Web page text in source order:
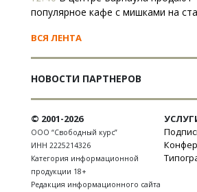
популярное кафе с мишками на
ВСЯ ЛЕНТА
НОВОСТИ ПАРТНЕРОВ
© 2001-2026
ООО “Свободный курс”
ИНН 2225214326
Категория информационной
продукции 18+
Редакция информационного сайта